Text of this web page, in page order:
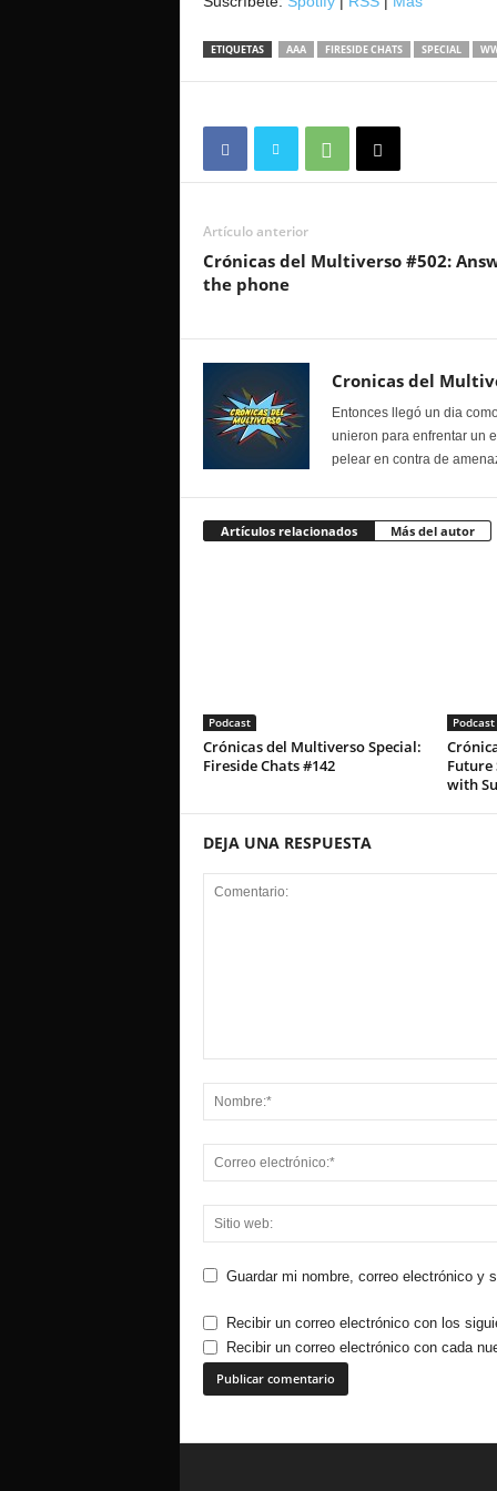
ETIQUETAS AAA FIRESIDE CHATS SPECIAL
Artículo anterior
Crónicas del Multiverso #502:
the phone
Cronicas del
Entonces llegó un dia
unieron para enfrentar un
pelear en contra de
Artículos relacionados Más del autor
Podcast
Crónicas del Multiverso Special:
Fireside Chats #142
Podcast
Future
with
DEJA UNA RESPUESTA
Guardar mi nombre, correo electrónico y
Recibir un correo electrónico con los
Recibir un correo electrónico con cada